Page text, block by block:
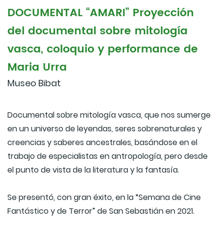
DOCUMENTAL “AMARI” Proyección
del documental sobre mitología
vasca, coloquio y performance de
Maria Urra
Museo Bibat
Documental sobre mitología vasca, que nos sumerge
en un universo de leyendas, seres sobrenaturales y
creencias y saberes ancestrales, basándose en el
trabajo de especialistas en antropología, pero desde
el punto de vista de la literatura y la fantasía.
Se presentó, con gran éxito, en la “Semana de Cine
Fantástico y de Terror” de San Sebastián en 2021.